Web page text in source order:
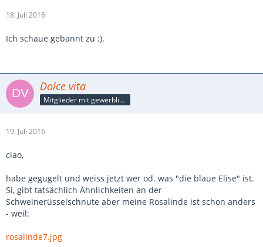
18. Juli 2016
Ich schaue gebannt zu :).
Dolce vita
Mitglieder mit gewerblicher Verbindung, auch als Mitarbeiter/in
19. Juli 2016
ciao,
habe gegugelt und weiss jetzt wer od. was "die blaue Elise" ist.
Si, gibt tatsächlich Ähnlichkeiten an der
Schweinerüsselschnute aber meine Rosalinde ist schon anders
- weil:
rosalinde7.jpg